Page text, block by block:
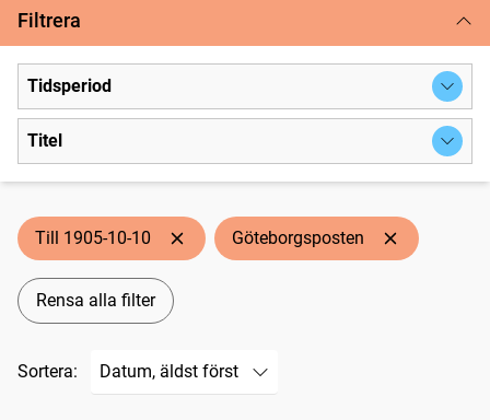
Filtrera
Tidsperiod
Titel
Till 1905-10-10 Göteborgsposten
Rensa alla filter
Sortera: